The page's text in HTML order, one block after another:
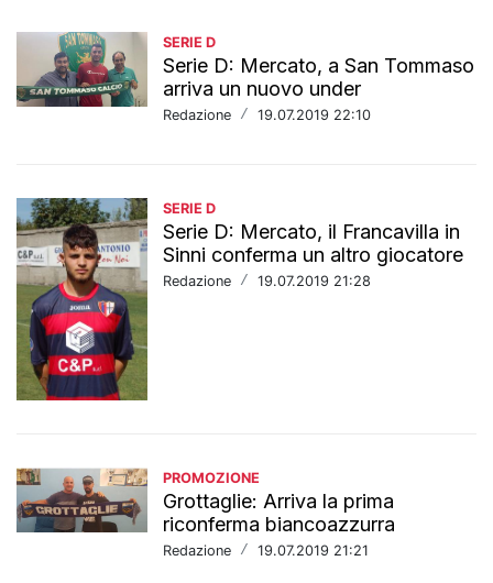
SERIE D
Serie D: Mercato, a San Tommaso
arriva un nuovo under
Redazione / 19.07.2019 22:10
SERIE D
Serie D: Mercato, il Francavilla in
Sinni conferma un altro giocatore
Redazione / 19.07.2019 21:28
PROMOZIONE
Grottaglie: Arriva la prima
riconferma biancoazzurra
Redazione / 19.07.2019 21:21